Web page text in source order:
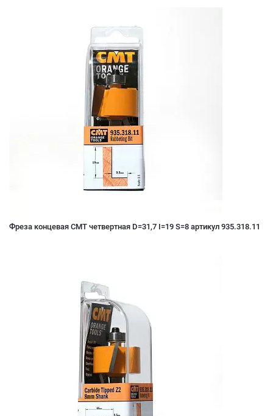
Фреза концевая CMT четвертная D=31,7 I=19 S=8 артикул 935.318.11